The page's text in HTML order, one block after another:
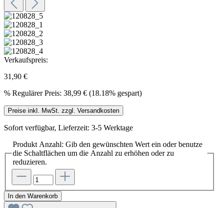
Verkaufspreis:
31,90 €
% Regulärer Preis: 38,99 € (18.18% gespart)
Preise inkl. MwSt. zzgl. Versandkosten
Sofort verfügbar, Lieferzeit: 3-5 Werktage
Produkt Anzahl: Gib den gewünschten Wert ein oder benutze
die Schaltflächen um die Anzahl zu erhöhen oder zu
reduzieren.
In den Warenkorb